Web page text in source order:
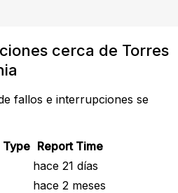
cerca de Torres
fallos e interrupciones se
Type Report Time
hace 21 días
hace 2 meses